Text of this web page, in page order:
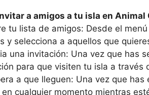
a amigos a tu ​isla en
tu⁣ lista de amigos: Desde el
y selecciona a aquellos que⁢
‌una invitación: Una vez que has
para que visiten tu isla a través
‌a que lleguen: Una vez que
cualquier momento mientras‌